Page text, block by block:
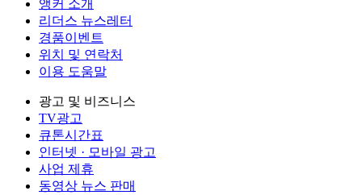
앵커 소개
리더스 뉴스레터
경품이벤트
위치 및 연락처
이용 도움말
광고 및 비즈니스
TV광고
큐톤시간표
인터넷 · 모바일 광고
사업 제휴
동영상 뉴스 판매